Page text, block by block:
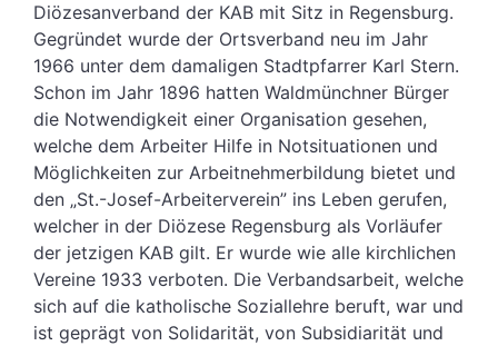
Diözesanverband der KAB mit Sitz in Regensburg.
Gegründet wurde der Ortsverband neu im Jahr
1966 unter dem damaligen Stadtpfarrer Karl Stern.
Schon im Jahr 1896 hatten Waldmünchner Bürger
die Notwendigkeit einer Organisation gesehen,
welche dem Arbeiter Hilfe in Notsituationen und
Möglichkeiten zur Arbeitnehmerbildung bietet und
den „St.-Josef-Arbeiterverein” ins Leben gerufen,
welcher in der Diözese Regensburg als Vorläufer
der jetzigen KAB gilt. Er wurde wie alle kirchlichen
Vereine 1933 verboten. Die Verbandsarbeit, welche
sich auf die katholische Soziallehre beruft, war und
ist geprägt von Solidarität, von Subsidiarität und